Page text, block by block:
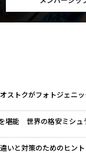
ストクがフォトジェニ
堪能 世界の格安ミシュ
いと対策のためのヒント